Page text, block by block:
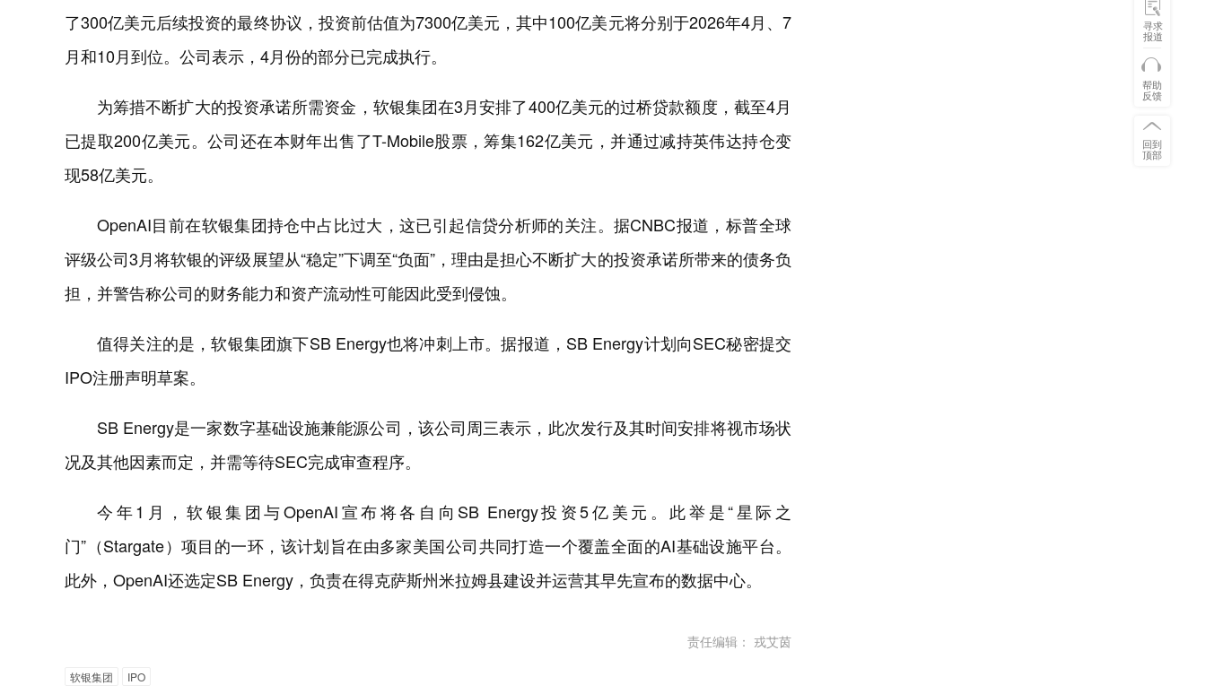
了300亿美元后续投资的最终协议，投资前估值为7300亿美元，其中100亿美元将分别于2026年4月、7
月和10月到位。公司表示，4月份的部分已完成执行。
为筹措不断扩大的投资承诺所需资金，软银集团在3月安排了400亿美元的过桥贷款额度，截至4月
已提取200亿美元。公司还在本财年出售了T-Mobile股票，筹集162亿美元，并通过减持英伟达持仓变
现58亿美元。
OpenAI目前在软银集团持仓中占比过大，这已引起信贷分析师的关注。据CNBC报道，标普全球
评级公司3月将软银的评级展望从“稳定”下调至“负面”，理由是担心不断扩大的投资承诺所带来的债务负
担，并警告称公司的财务能力和资产流动性可能因此受到侵蚀。
值得关注的是，软银集团旗下SB Energy也将冲刺上市。据报道，SB Energy计划向SEC秘密提交
IPO注册声明草案。
SB Energy是一家数字基础设施兼能源公司，该公司周三表示，此次发行及其时间安排将视市场状
况及其他因素而定，并需等待SEC完成审查程序。
今年1月，软银集团与OpenAI宣布将各自向SB Energy投资5亿美元。此举是“星际之
门”（Stargate）项目的一环，该计划旨在由多家美国公司共同打造一个覆盖全面的AI基础设施平台。
此外，OpenAI还选定SB Energy，负责在得克萨斯州米拉姆县建设并运营其早先宣布的数据中心。
责任编辑： 戎艾茵
软银集团 IPO
寻求
报道
帮助
反馈
回到
顶部